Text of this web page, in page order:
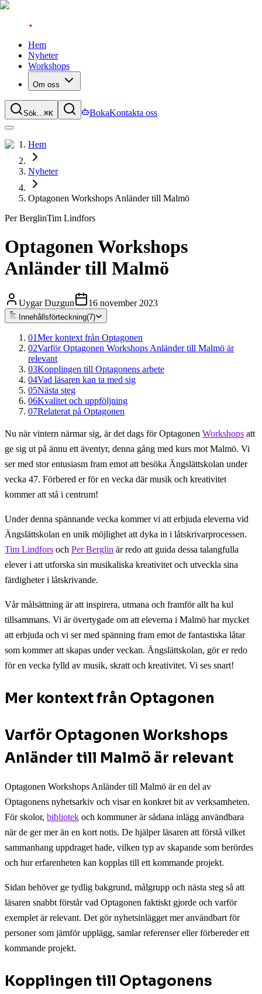
Hem
Nyheter
Workshops
Om oss
Sök...⌘K BokaKontakta oss
Hem
Nyheter
Optagonen Workshops Anländer till Malmö
Per BerglinTim Lindfors
Optagonen Workshops
Anländer till Malmö
Uygar Duzgun 16 november 2023
Innehållsförteckning(7)
01Mer kontext från Optagonen
02Varför Optagonen Workshops Anländer till Malmö är
relevant
03Kopplingen till Optagonens arbete
04Vad läsaren kan ta med sig
05Nästa steg
06Kvalitet och uppföljning
07Relaterat på Optagonen
Nu när vintern närmar sig, är det dags för Optagonen Workshops att
ge sig ut på ännu ett äventyr, denna gång med kurs mot Malmö. Vi
ser med stor entusiasm fram emot att besöka Ängslättskolan under
vecka 47. Förbered er för en vecka där musik och kreativitet
kommer att stå i centrum!
Under denna spännande vecka kommer vi att erbjuda eleverna vid
Ängslättskolan en unik möjlighet att dyka in i låtskrivarprocessen.
Tim Lindfors och Per Berglin är redo att guida dessa talangfulla
elever i att utforska sin musikaliska kreativitet och utveckla sina
färdigheter i låtskrivande.
Vår målsättning är att inspirera, utmana och framför allt ha kul
tillsammans. Vi är övertygade om att eleverna i Malmö har mycket
att erbjuda och vi ser med spänning fram emot de fantastiska låtar
som kommer att skapas under veckan. Ängslättskolan, gör er redo
för en vecka fylld av musik, skratt och kreativitet. Vi ses snart!
Mer kontext från Optagonen
Varför Optagonen Workshops
Anländer till Malmö är relevant
Optagonen Workshops Anländer till Malmö är en del av
Optagonens nyhetsarkiv och visar en konkret bit av verksamheten.
För skolor, bibliotek och kommuner är sådana inlägg användbara
när de ger mer än en kort notis. De hjälper läsaren att förstå vilket
sammanhang uppdraget hade, vilken typ av skapande som berördes
och hur erfarenheten kan kopplas till ett kommande projekt.
Sidan behöver ge tydlig bakgrund, målgrupp och nästa steg så att
läsaren snabbt förstår vad Optagonen faktiskt gjorde och varför
exemplet är relevant. Det gör nyhetsinlägget mer användbart för
personer som jämför upplägg, samlar referenser eller förbereder ett
kommande projekt.
Kopplingen till Optagonens